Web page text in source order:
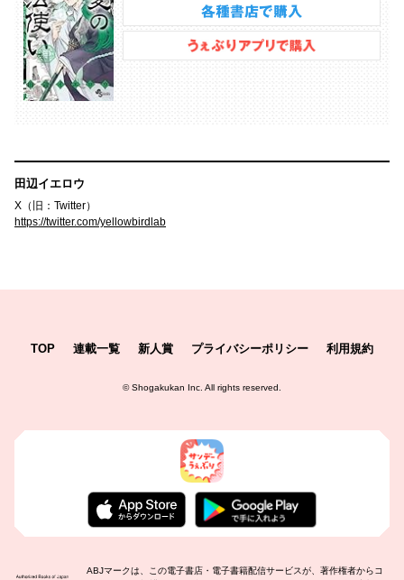
田辺イエロウ
X（旧：Twitter）
https://twitter.com/yellowbirdlab
TOP 連載一覧 新人賞 プライバシーポリシー 利用規約
©Shogakukan Inc. All rights reserved.
ABJマークは、この電子書店・電子書籍配信サービスが、著作権者からコ